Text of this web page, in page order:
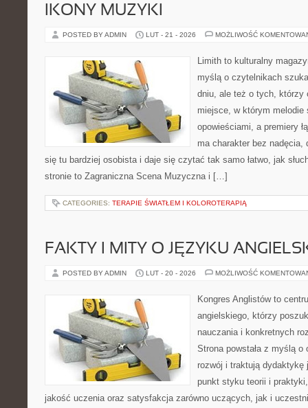
IKONY MUZYKI
POSTED BY ADMIN LUT - 21 - 2026 MOŻLIWOŚĆ
Limith to kulturalny
myślą o czytelnikach
dniu, ale też o tych, którzy
miejsce, w którym melodie
opowieściami, a premiery
ma charakter bez
się tu bardziej osobista i daje się czytać tak samo łatwo, jak
stronie to Zagraniczna Scena Muzyczna i […]
CATEGORIES: TERAPIE ŚWIATŁEM I KOLOROTERAPIĄ
FAKTY I MITY O JĘZYKU
POSTED BY ADMIN LUT - 20 - 2026 MOŻLIWOŚĆ
Kongres Anglistów to
angielskiego, którzy
nauczania i konkretnych
Strona powstała z myślą
rozwój i traktują dydaktykę
punkt styku teorii i
jakość uczenia oraz satysfakcja zarówno uczących, jak i